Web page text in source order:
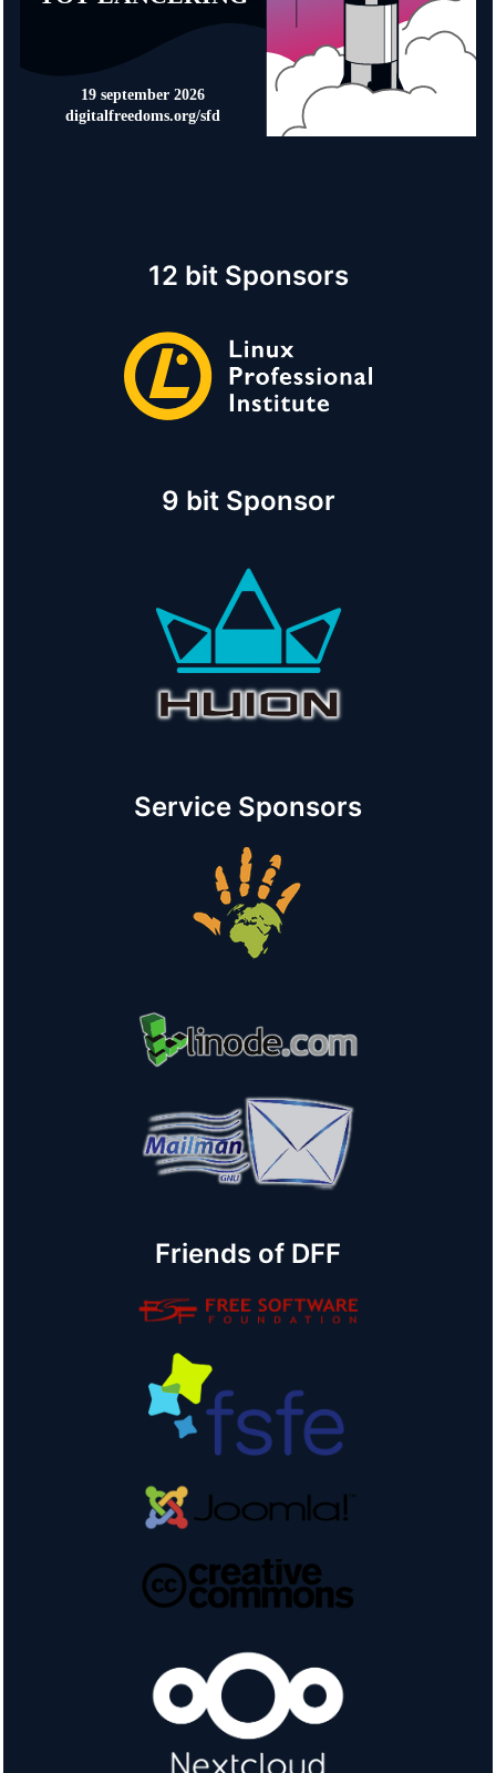
12 bit Sponsors
9 bit Sponsor
Service Sponsors
Friends of DFF